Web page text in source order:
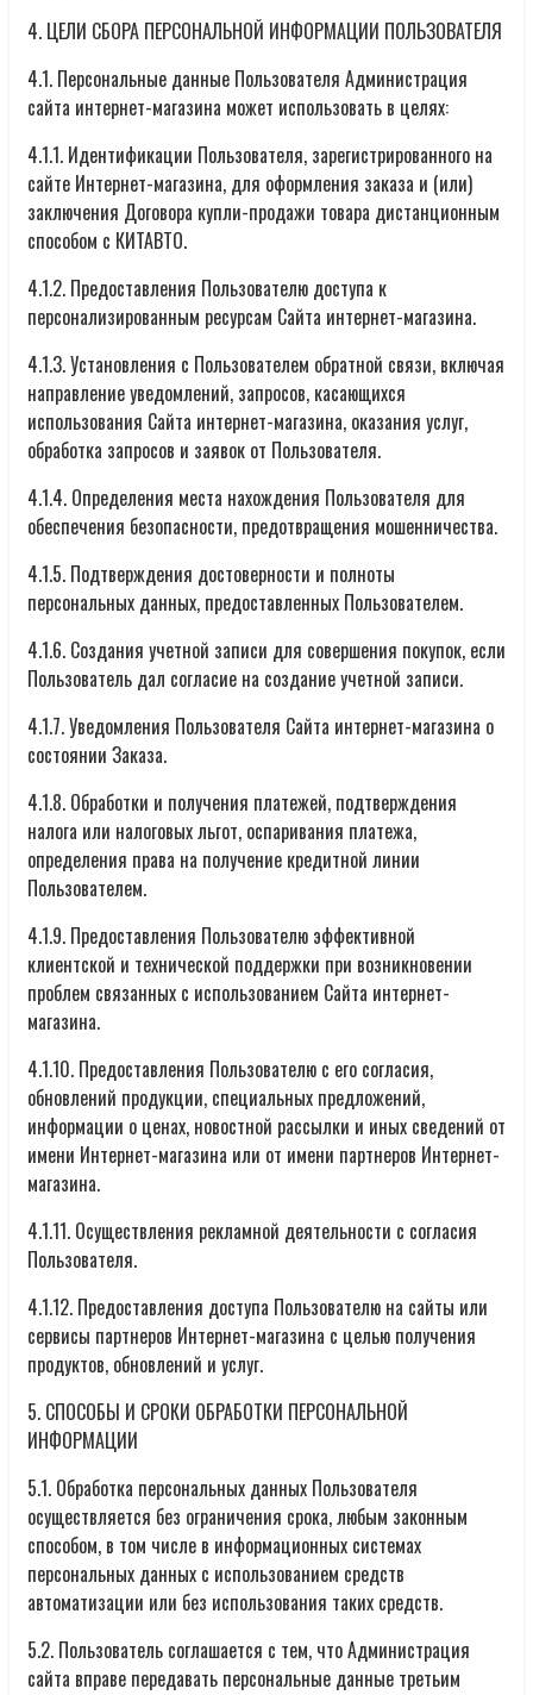
4. ЦЕЛИ СБОРА ПЕРСОНАЛЬНОЙ ИНФОРМАЦИИ ПОЛЬЗОВАТЕЛЯ
4.1. Персональные данные Пользователя Администрация
сайта интернет-магазина может использовать в целях:
4.1.1. Идентификации Пользователя, зарегистрированного на
сайте Интернет-магазина, для оформления заказа и (или)
заключения Договора купли-продажи товара дистанционным
способом с КИТАВТО.
4.1.2. Предоставления Пользователю доступа к
персонализированным ресурсам Сайта интернет-магазина.
4.1.3. Установления с Пользователем обратной связи, включая
направление уведомлений, запросов, касающихся
использования Сайта интернет-магазина, оказания услуг,
обработка запросов и заявок от Пользователя.
4.1.4. Определения места нахождения Пользователя для
обеспечения безопасности, предотвращения мошенничества.
4.1.5. Подтверждения достоверности и полноты
персональных данных, предоставленных Пользователем.
4.1.6. Создания учетной записи для совершения покупок, если
Пользователь дал согласие на создание учетной записи.
4.1.7. Уведомления Пользователя Сайта интернет-магазина о
состоянии Заказа.
4.1.8. Обработки и получения платежей, подтверждения
налога или налоговых льгот, оспаривания платежа,
определения права на получение кредитной линии
Пользователем.
4.1.9. Предоставления Пользователю эффективной
клиентской и технической поддержки при возникновении
проблем связанных с использованием Сайта интернет-
магазина.
4.1.10. Предоставления Пользователю с его согласия,
обновлений продукции, специальных предложений,
информации о ценах, новостной рассылки и иных сведений от
имени Интернет-магазина или от имени партнеров Интернет-
магазина.
4.1.11. Осуществления рекламной деятельности с согласия
Пользователя.
4.1.12. Предоставления доступа Пользователю на сайты или
сервисы партнеров Интернет-магазина с целью получения
продуктов, обновлений и услуг.
5. СПОСОБЫ И СРОКИ ОБРАБОТКИ ПЕРСОНАЛЬНОЙ
ИНФОРМАЦИИ
5.1. Обработка персональных данных Пользователя
осуществляется без ограничения срока, любым законным
способом, в том числе в информационных системах
персональных данных с использованием средств
автоматизации или без использования таких средств.
5.2. Пользователь соглашается с тем, что Администрация
сайта вправе передавать персональные данные третьим